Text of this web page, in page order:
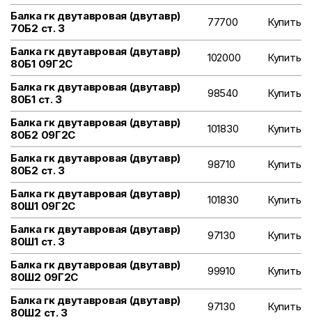
Балка гк двутавровая (двутавр)
70Б2 ст. 3
77700 Купить
Балка гк двутавровая (двутавр)
80Б1 09Г2С
102000 Купить
Балка гк двутавровая (двутавр)
80Б1 ст. 3
98540 Купить
Балка гк двутавровая (двутавр)
80Б2 09Г2С
101830 Купить
Балка гк двутавровая (двутавр)
80Б2 ст. 3
98710 Купить
Балка гк двутавровая (двутавр)
80Ш1 09Г2С
101830 Купить
Балка гк двутавровая (двутавр)
80Ш1 ст. 3
97130 Купить
Балка гк двутавровая (двутавр)
80Ш2 09Г2С
99910 Купить
Балка гк двутавровая (двутавр)
80Ш2 ст. 3
97130 Купить